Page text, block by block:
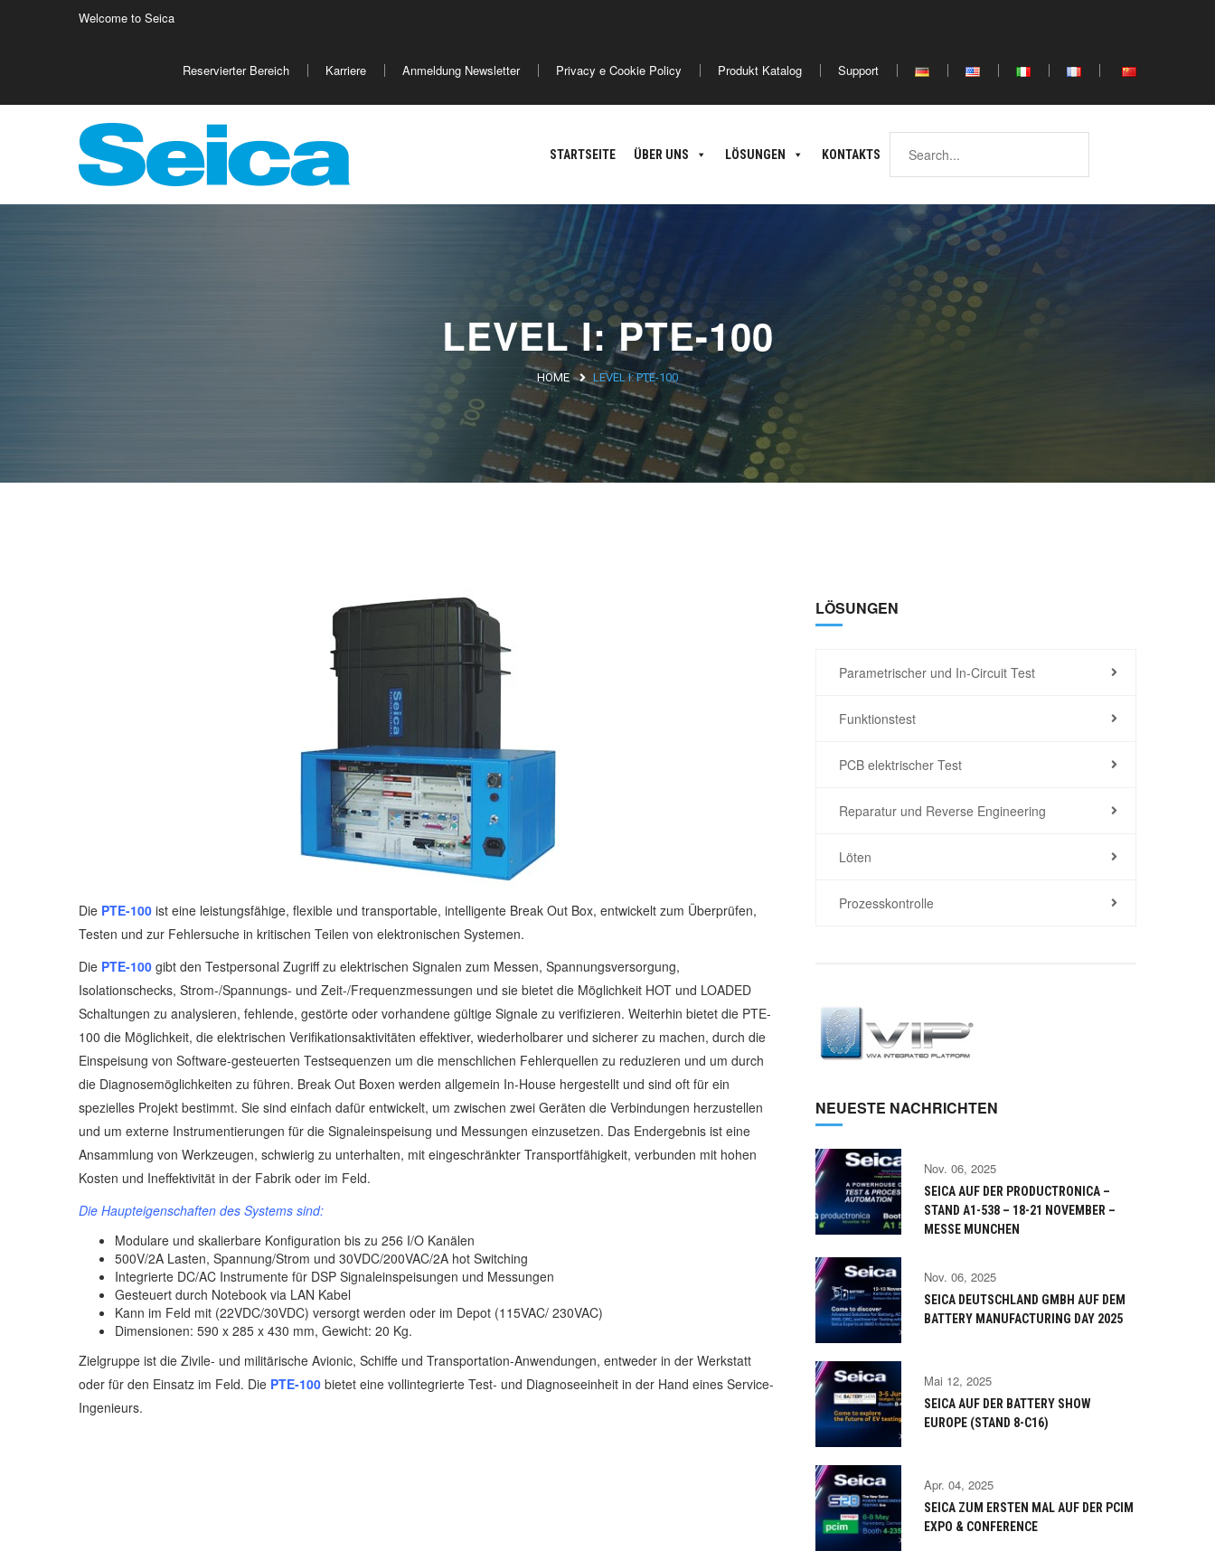
Italy
Austria
Belgio
Israele
Poland
America Asia Africa
Welcome to Seica
Reservierter Bereich Karriere Anmeldung Newsletter Privacy e Cookie Policy Produkt Katalog Support
STARTSEITE ÜBER UNS LÖSUNGEN KONTAKTS
LEVEL I: PTE-100
HOME LEVEL I: PTE-100
Die PTE-100 ist eine leistungsfähige, flexible und transportable, intelligente Break Out Box, entwickelt zum Überprüfen,
Testen und zur Fehlersuche in kritischen Teilen von elektronischen Systemen.
Die PTE-100 gibt den Testpersonal Zugriff zu elektrischen Signalen zum Messen, Spannungsversorgung,
Isolationschecks, Strom-/Spannungs- und Zeit-/Frequenzmessungen und sie bietet die Möglichkeit HOT und LOADED
Schaltungen zu analysieren, fehlende, gestörte oder vorhandene gültige Signale zu verifizieren. Weiterhin bietet die PTE-
100 die Möglichkeit, die elektrischen Verifikationsaktivitäten effektiver, wiederholbarer und sicherer zu machen, durch die
Einspeisung von Software-gesteuerten Testsequenzen um die menschlichen Fehlerquellen zu reduzieren und um durch
die Diagnosemöglichkeiten zu führen. Break Out Boxen werden allgemein In-House hergestellt und sind oft für ein
spezielles Projekt bestimmt. Sie sind einfach dafür entwickelt, um zwischen zwei Geräten die Verbindungen herzustellen
und um externe Instrumentierungen für die Signaleinspeisung und Messungen einzusetzen. Das Endergebnis ist eine
Ansammlung von Werkzeugen, schwierig zu unterhalten, mit eingeschränkter Transportfähigkeit, verbunden mit hohen
Kosten und Ineffektivität in der Fabrik oder im Feld.
Die Haupteigenschaften des Systems sind:
Modulare und skalierbare Konfiguration bis zu 256 I/O Kanälen
500V/2A Lasten, Spannung/Strom und 30VDC/200VAC/2A hot Switching
Integrierte DC/AC Instrumente für DSP Signaleinspeisungen und Messungen
Gesteuert durch Notebook via LAN Kabel
Kann im Feld mit (22VDC/30VDC) versorgt werden oder im Depot (115VAC/ 230VAC)
Dimensionen: 590 x 285 x 430 mm, Gewicht: 20 Kg.
Zielgruppe ist die Zivile- und militärische Avionic, Schiffe und Transportation-Anwendungen, entweder in der Werkstatt
oder für den Einsatz im Feld. Die PTE-100 bietet eine vollintegrierte Test- und Diagnoseeinheit in der Hand eines Service-
Ingenieurs.
LÖSUNGEN
Parametrischer und In-Circuit Test
Funktionstest
PCB elektrischer Test
Reparatur und Reverse Engineering
Löten
Prozesskontrolle
NEUESTE NACHRICHTEN
Nov. 06, 2025
SEICA AUF DER PRODUCTRONICA –
STAND A1-538 – 18-21 NOVEMBER –
MESSE MUNCHEN
Nov. 06, 2025
SEICA DEUTSCHLAND GMBH AUF DEM
BATTERY MANUFACTURING DAY 2025
Mai 12, 2025
SEICA AUF DER BATTERY SHOW
EUROPE (STAND 8-C16)
Apr. 04, 2025
SEICA ZUM ERSTEN MAL AUF DER PCIM
EXPO & CONFERENCE